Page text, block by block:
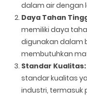
dalam air dengan
Daya Tahan
memiliki daya
digunakan dalam
membutuhkan
Standar Kualitas:
standar kualitas
industri, termasuk